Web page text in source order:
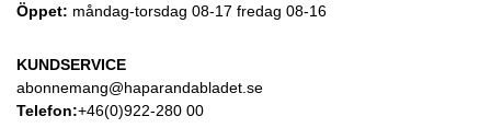
Öppet: måndag-torsdag 08-17 fredag 08-16
KUNDSERVICE
abonnemang@haparandabladet.se
Telefon:+46(0)922-280 00